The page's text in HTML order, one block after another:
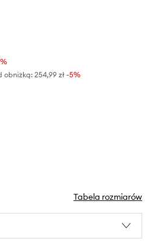
obniżką: 254,99 zł -5%
Tabela rozmiarów